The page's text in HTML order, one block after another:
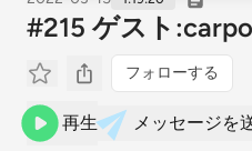
#215 ゲスト
フォローする
再生 メッセージを